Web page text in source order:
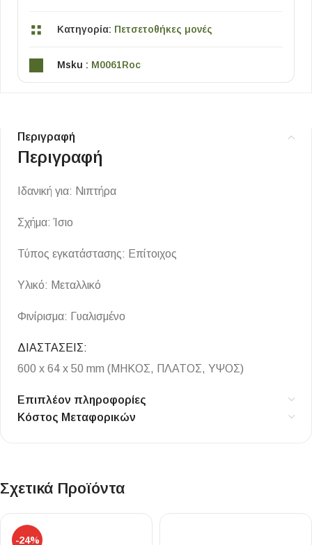
Κατηγορία: Πετσετοθήκες μονές
Msku : M0061Roc
Περιγραφή
Περιγραφή
Ιδανική για: Νιπτήρα
Σχήμα: Ίσιο
Τύπος εγκατάστασης: Επίτοιχος
Υλικό: Μεταλλικό
Φινίρισμα: Γυαλισμένο
ΔΙΑΣΤΑΣΕΙΣ:
600 x 64 x 50 mm (ΜΗΚΟΣ, ΠΛΑΤΟΣ, ΥΨΟΣ)
Επιπλέον πληροφορίες
Κόστος Μεταφορικών
Σχετικά Προϊόντα
-24%